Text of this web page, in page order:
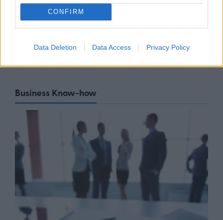
CONFIRM
Data Deletion Data Access Privacy Policy
Αυστραλία: Αδικαιολόγητοι οι
νέοι δασμοί των ΗΠΑ -
Χρειάζεται να καταργηθούν
Business Know-how